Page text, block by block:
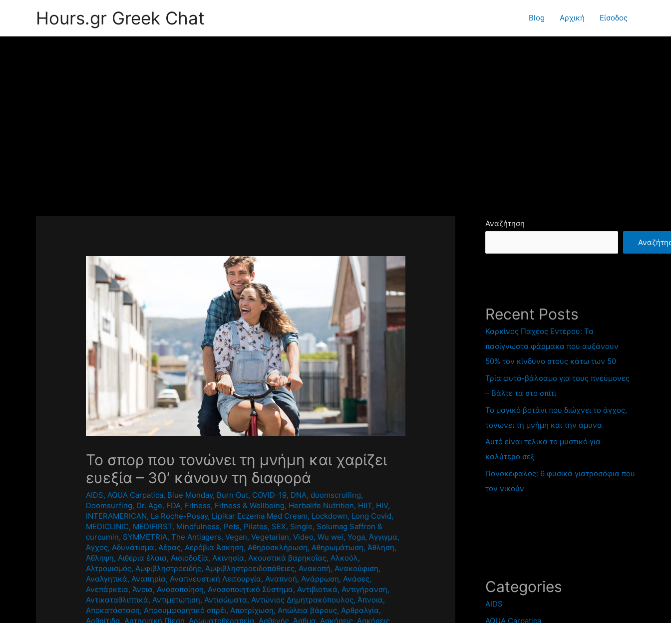
Hours.gr Greek Chat Blog Αρχική Είσοδος
Το σπορ που τονώνει τη μνήμη και χαρίζει
ευεξία – 30′ κάνουν τη διαφορά
AIDS,AQUA Carpatica, Blue Monday, Burn Out, COVID-19, DNA,doomscrolling,
Doomsurfing, Dr. Age, FDA, Fitness, Fitness & Wellbeing, Herbalife Nutrition, HIIT, HIV,
INTERAMERICAN, La Roche-Posay, Lipikar Eczema Med Cream, Lockdown, Long Covid,
MEDICLINIC, MEDIFIRST, Mindfulness, Pets, Pilates, SEX, Single, Solumag Saffron &
curcumin, SYMMETRIA,The Antiagers,Vegan,Vegetarian,Video,Wu wei,Yoga,Άγγιγμα,
Άγχος,Αδυνάτισμα,Αέρας,Αερόβια Άσκηση,Αθηροσκλήρωση,Αθηρωμάτωση,Άθληση,
Άθληψη,Αιθέρια έλαια,Αισιοδοξία,Ακινησία,Ακουστικά βαρηκοΐας,Αλκοόλ,
Αλτρουισμός,Αμφιβληστροειδής,Αμφιβληστροειδοπάθειες,Ανακοπή,Ανακούφιση,
Αναλγητικά,Αναπηρία,Αναπνευστική Λειτουργία,Αναπνοή,Ανάρρωση,Ανάσες,
Ανεπάρκεια,Άνοια,Ανοσοποίηση,Ανοσοποιητικό Σύστημα,Αντιβιοτικά,Αντιγήρανση,
Αντικαταθλιπτικά,Αντιμετώπιση,Αντισώματα,Αντώνιος Δημητρακόπουλος,Άπνοια,
Αποκατάσταση,Αποσυμφορητικό σπρέι,Αποτρίχωση,Απώλεια βάρους,Αρθραλγία,
Αρθρίτιδα,Αρτηριακή Πίεση,Αρωματοθεραπεία,Ασθενής,Άσθμα,Ασκήσεις,Ασκήσεις
Αναζήτηση
Recent Posts
Καρκίνος Παχέος Εντέρου: Τα
πασίγνωστα φάρμακα που αυξάνουν
50% τον κίνδυνο στους κάτω των 50
Τρία φυτά-βάλσαμο για τους πνεύμονες
– Βάλτε τα στο σπίτι
Το μαγικό βοτάνι που διώχνει το άγχος,
τονώνει τη μνήμη και την άμυνα
Αυτό είναι τελικά το μυστικό για
καλύτερο σεξ
Πονοκέφαλος: 6 φυσικά γιατροσόφια που
τον νικούν
Categories
AIDS
AQUA Carpatica